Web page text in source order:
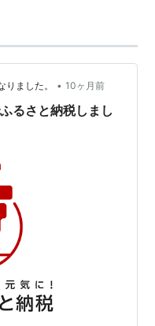
ました。 • 10ヶ月前
るさと納税しまし